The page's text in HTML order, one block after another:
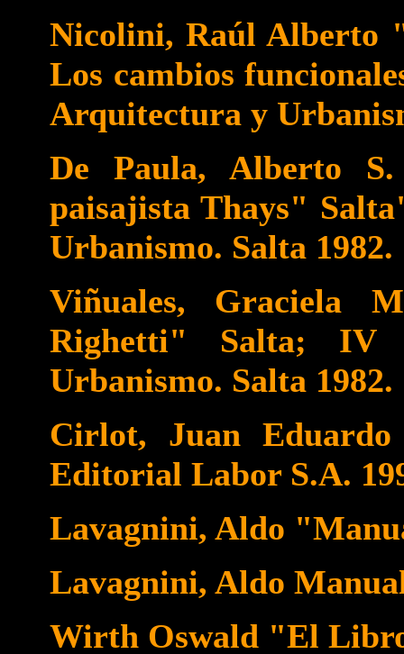
Nicolini, Raúl Alberto
Los cambios
Arquitectura y
De Paula, Alberto
paisajista Thays"
Urbanismo. Salta 1982.
Viñuales, Graciela
Righetti" Salta; IV
Urbanismo. Salta 1982.
Cirlot, Juan
Editorial Labor S.A.
Lavagnini, Aldo
Lavagnini, Aldo
Wirth Oswald "El